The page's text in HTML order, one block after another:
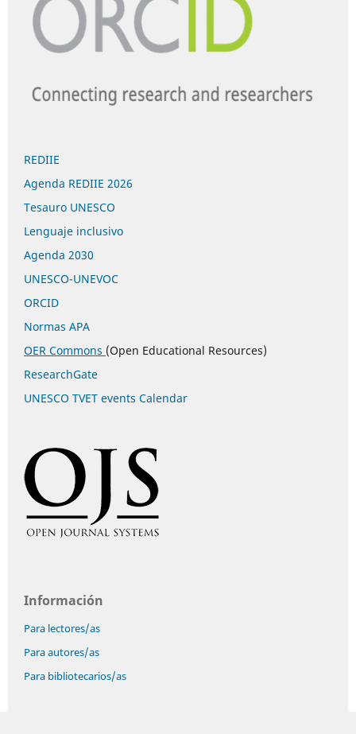
REDIIE
Agenda REDIIE 2026
Tesauro UNESCO
Lenguaje inclusivo
Agenda 2030
UNESCO-UNEVOC
ORCID
Normas APA
OER Commons (Open Educational Resources)
ResearchGate
UNESCO TVET events Calendar
Información
Para lectores/as
Para autores/as
Para bibliotecarios/as